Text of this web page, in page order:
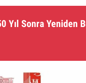
Yıl Sonra Yeniden